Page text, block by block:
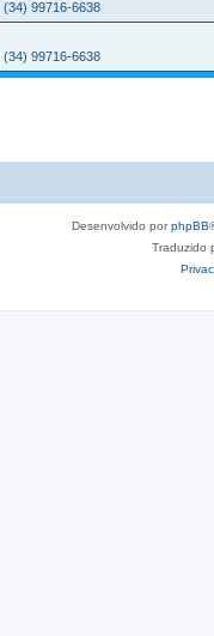
99716-6638
99716-6638
Desenvolvido porphpBB
Traduzido